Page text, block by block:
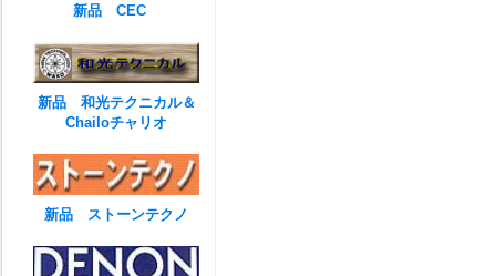
新品 CEC
新品 和光テクニカル＆
Chailoチャリオ
新品 ストーンテクノ